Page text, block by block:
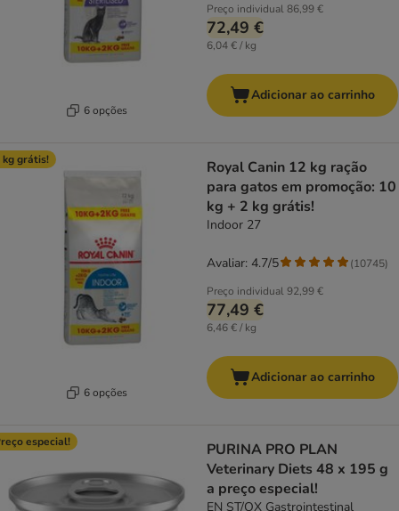
6 opções
Preço individual86,99 €
72,49 €
6,04 € / kg
Adicionar ao carrinho
kg grátis!
6 opções
Royal Canin 12 kg ração
para gatos em promoção: 10
kg + 2 kg grátis!
Indoor 27
Preço individual92,99 €
77,49 €
6,46 € / kg
Avaliar: 4.7/5 (10745)
Adicionar ao carrinho
especial!
PURINA PRO PLAN
Veterinary Diets 48 x 195 g
a preço especial!
EN ST/OX Gastrointestinal